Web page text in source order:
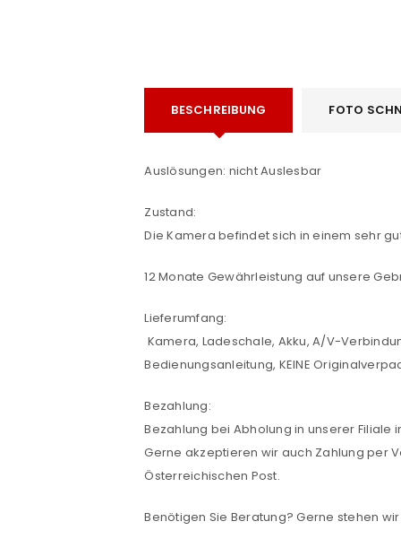
Passwort*
Anmeldeformular
PASSWORT VERGESSEN?
BESCHREIBUNG FOTO
Auslösungen: nicht Auslesbar
Zustand:
Die Kamera befindet sich in einem sehr
12 Monate Gewährleistung auf unsere
Lieferumfang:
Kamera, Ladeschale, Akku, A/V-
Bedienungsanleitung, KEINE
Bezahlung:
Bezahlung bei Abholung in unserer Filiale
Gerne akzeptieren wir auch Zahlung per
Österreichischen Post.
Benötigen Sie Beratung? Gerne stehen